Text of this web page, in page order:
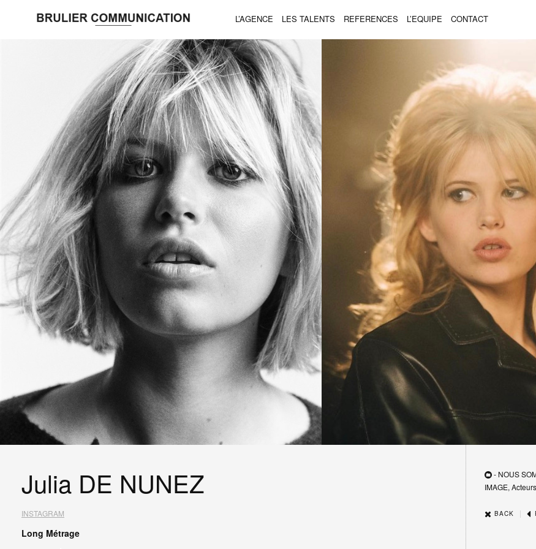
L’AGENCE LES TALENTS REFERENCES L’EQUIPE CONTACT
Julia DE NUNEZ
INSTAGRAM
Long Métrage
- NOUS
IMAGE, Acteurs
BACK |